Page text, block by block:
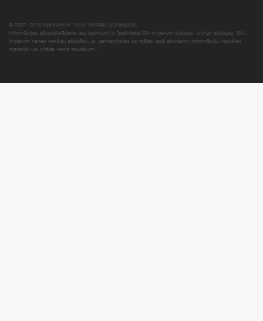
© 2007–2018 Iepirkumi.lv. Visas tiesības aizsargātas.
Informācijas pārpublicēšana bez iepirkumi.lv īpašnieka SIA Imperum atļaujas, stingri aizliegta. SIA
Imperum nenes nekādu atbildību, ja, pamatojoties uz mājas lapā atrodamo informāciju, radušies
materiāli vai citāda veida zaudējumi.